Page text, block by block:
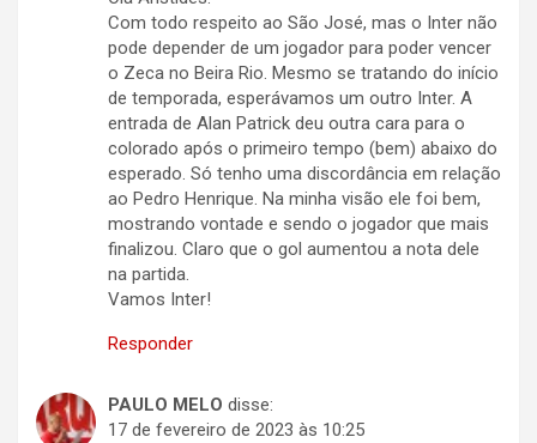
Com todo respeito ao São José, mas o Inter não
pode depender de um jogador para poder vencer
o Zeca no Beira Rio. Mesmo se tratando do início
de temporada, esperávamos um outro Inter. A
entrada de Alan Patrick deu outra cara para o
colorado após o primeiro tempo (bem) abaixo do
esperado. Só tenho uma discordância em relação
ao Pedro Henrique. Na minha visão ele foi bem,
mostrando vontade e sendo o jogador que mais
finalizou. Claro que o gol aumentou a nota dele
na partida.
Vamos Inter!
Responder
PAULO MELO disse:
17 de fevereiro de 2023 às 10:25